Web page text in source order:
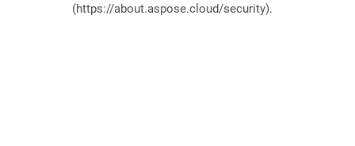
(https://about.aspose.cloud/security).